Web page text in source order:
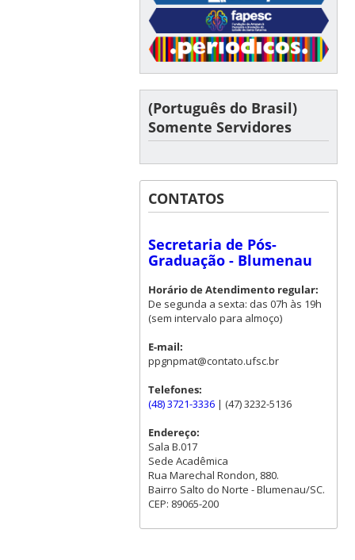
(Português do Brasil)
Somente Servidores
CONTATOS
Secretaria de Pós-
Graduação - Blumenau
Horário de Atendimento regular:
De segunda a sexta: das 07h às 19h
(sem intervalo para almoço)
E-mail:
ppgnpmat@contato.ufsc.br
Telefones:
(48) 3721-3336| (47) 3232-5136
Endereço:
Sala B.017
Sede Acadêmica
Rua Marechal Rondon, 880.
Bairro Salto do Norte - Blumenau/SC.
CEP: 89065-200